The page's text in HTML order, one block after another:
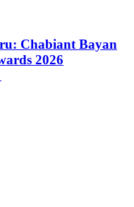
Chabiant Bayan
2026